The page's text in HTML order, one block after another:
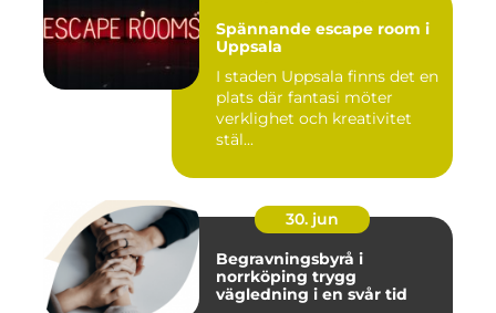
Spännande escape room i
Uppsala
I staden Uppsala finns det en
plats där fantasi möter
verklighet och kreativitet
stäl...
30. jun
Begravningsbyrå i
norrköping trygg
vägledning i en svår tid